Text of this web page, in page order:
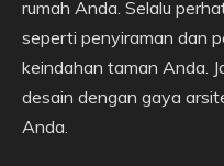
rumah Anda. Selalu
seperti penyiraman dan
keindahan taman Anda.
desain dengan gaya
Anda.